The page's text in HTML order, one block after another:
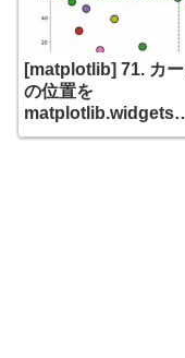
[matplotlib] 71. カ
の位置を
matplotlib.widgets
Cursorで表示する